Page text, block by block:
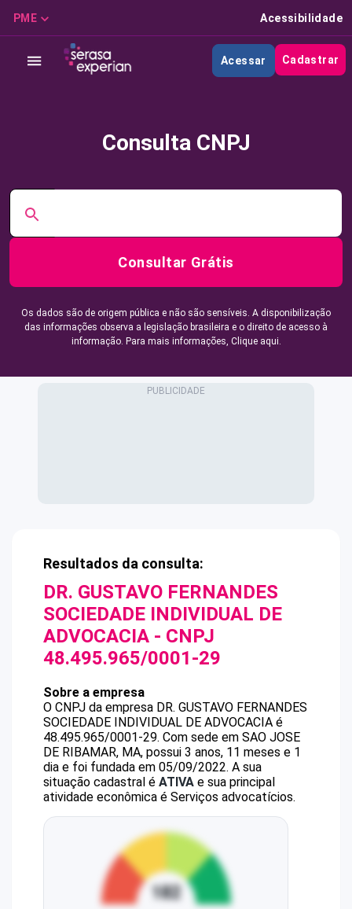
PME Acessibilidade
Acessar Cadastrar
Consulta CNPJ
Consultar Grátis
Os dados são de origem pública e não são sensíveis. A disponibilização
das informações observa a legislação brasileira e o direito de acesso à
informação. Para mais informações, Clique aqui.
Resultados da consulta:
DR. GUSTAVO FERNANDES
SOCIEDADE INDIVIDUAL DE
ADVOCACIA - CNPJ
48.495.965/0001-29
Sobre a empresa
O CNPJ da empresa DR. GUSTAVO FERNANDES
SOCIEDADE INDIVIDUAL DE ADVOCACIA é
48.495.965/0001-29. Com sede em SAO JOSE
DE RIBAMAR, MA, possui 3 anos, 11 meses e 1
dia e foi fundada em 05/09/2022. A sua
situação cadastral é ATIVA e sua principal
atividade econômica é Serviços advocatícios.